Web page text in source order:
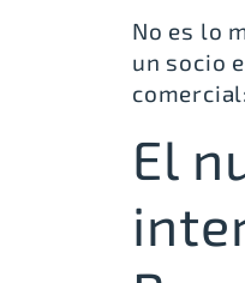
No es lo
un socio
comercial:
El